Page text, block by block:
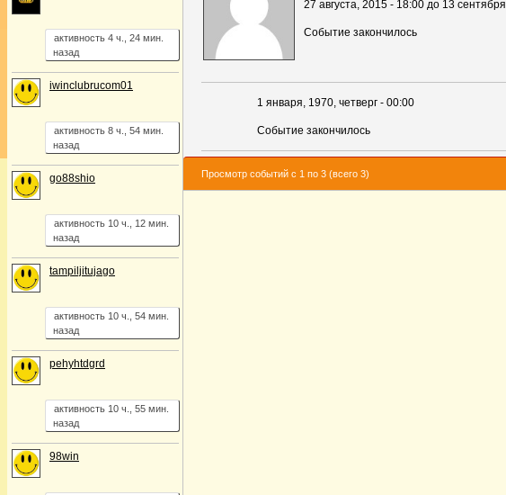
27 августа, 2015 - 18:00 до 13 сентября
Событие закончилось
1 января, 1970, четверг - 00:00
Событие закончилось
Просмотр событий с 1 по 3 (всего 3)
активность 4 ч., 24 мин.
назад
iwinclubrucom01
активность 8 ч., 54 мин.
назад
go88shio
активность 10 ч., 12 мин.
назад
tampiljitujago
активность 10 ч., 54 мин.
назад
pehyhtdgrd
активность 10 ч., 55 мин.
назад
98win